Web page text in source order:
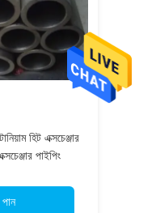
হিট এক্সচেঞ্জার
পাইপিং